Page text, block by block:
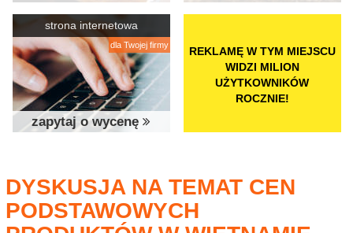
strona internetowa
dla Twojej firmy
zapytaj o wycenę
REKLAMĘ W TYM MIEJSCU
WIDZI MILION
UŻYTKOWNIKÓW
ROCZNIE!
DYSKUSJA NA TEMAT CEN
PODSTAWOWYCH